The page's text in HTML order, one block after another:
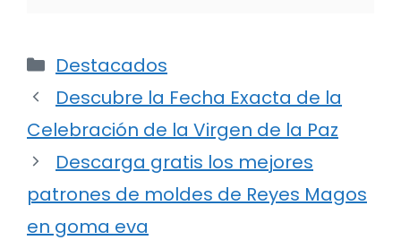
Categorías
Destacados
Descubre la Fecha Exacta de la
Celebración de la Virgen de la Paz
Descarga gratis los mejores
patrones de moldes de Reyes Magos
en goma eva